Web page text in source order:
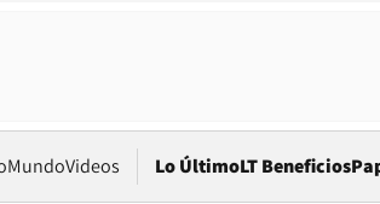
MundoVideos Lo ÚltimoLT Beneficios